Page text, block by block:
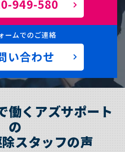
949-580
ームでのご連絡
い合わせ
働くアズサポート
の
スタッフの声